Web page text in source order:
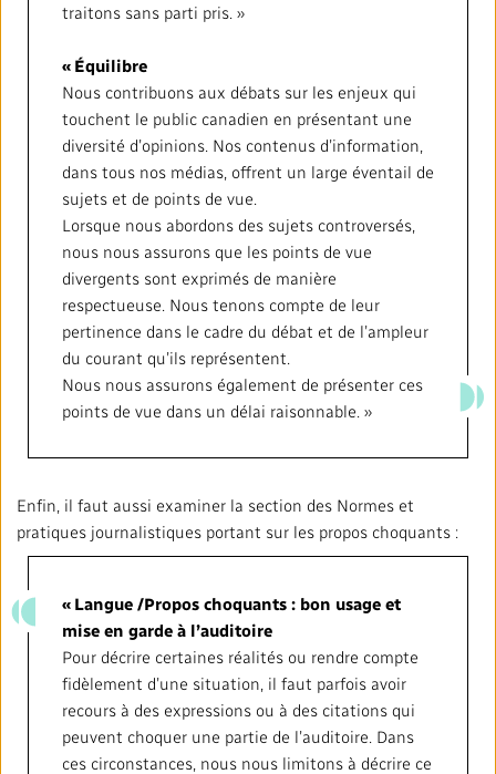
traitons sans parti pris. »
« Équilibre
Nous contribuons aux débats sur les enjeux qui
touchent le public canadien en présentant une
diversité d’opinions. Nos contenus d’information,
dans tous nos médias, offrent un large éventail de
sujets et de points de vue.
Lorsque nous abordons des sujets controversés,
nous nous assurons que les points de vue
divergents sont exprimés de manière
respectueuse. Nous tenons compte de leur
pertinence dans le cadre du débat et de l’ampleur
du courant qu’ils représentent.
Nous nous assurons également de présenter ces
points de vue dans un délai raisonnable. »
Enfin, il faut aussi examiner la section des Normes et
pratiques journalistiques portant sur les propos choquants :
« Langue /Propos choquants : bon usage et
mise en garde à l’auditoire
Pour décrire certaines réalités ou rendre compte
fidèlement d’une situation, il faut parfois avoir
recours à des expressions ou à des citations qui
peuvent choquer une partie de l’auditoire. Dans
ces circonstances, nous nous limitons à décrire ce